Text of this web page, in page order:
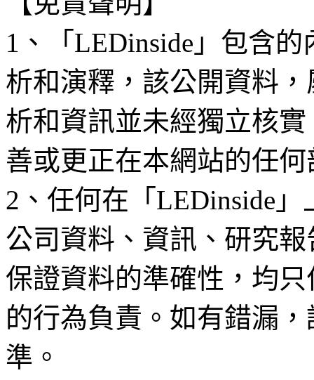
1、「LEDinside」包含
析和演釋，該公開資料
析和資訊並未經獨立核
善或更正在本網站的任
2、任何在「LEDinside
公司資料、資訊、研究
保證資料的準確性，均
的行為負責。如有錯漏
準。